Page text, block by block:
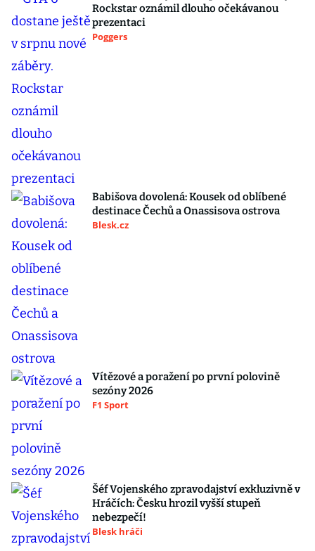
Rockstar oznámil dlouho očekávanou
prezentaci
Poggers
Babišova dovolená: Kousek od oblíbené
destinace Čechů a Onassisova ostrova
Blesk.cz
Vítězové a poražení po první polovině
sezóny 2026
F1 Sport
Šéf Vojenského zpravodajství exkluzivně v
Hráčích: Česku hrozil vyšší stupeň
nebezpečí!
Blesk hráči